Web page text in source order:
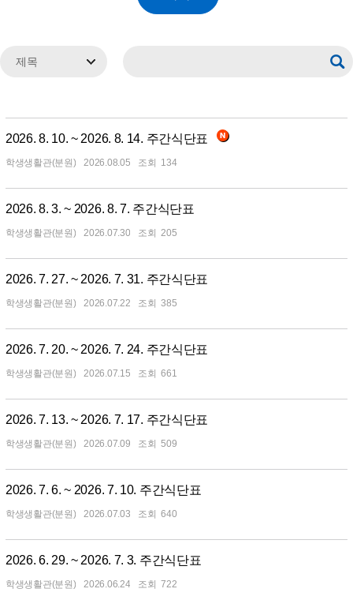
2026. 8. 10. ~ 2026. 8. 14. 주간식단표
학생생활관(분원) 2026.08.05 134
2026. 8. 3. ~ 2026. 8. 7. 주간식단표
학생생활관(분원) 2026.07.30 205
2026. 7. 27. ~ 2026. 7. 31. 주간식단표
학생생활관(분원) 2026.07.22 385
2026. 7. 20. ~ 2026. 7. 24. 주간식단표
학생생활관(분원) 2026.07.15 661
2026. 7. 13. ~ 2026. 7. 17. 주간식단표
학생생활관(분원) 2026.07.09 509
2026. 7. 6. ~ 2026. 7. 10. 주간식단표
학생생활관(분원) 2026.07.03 640
2026. 6. 29. ~ 2026. 7. 3. 주간식단표
학생생활관(분원) 2026.06.24 722